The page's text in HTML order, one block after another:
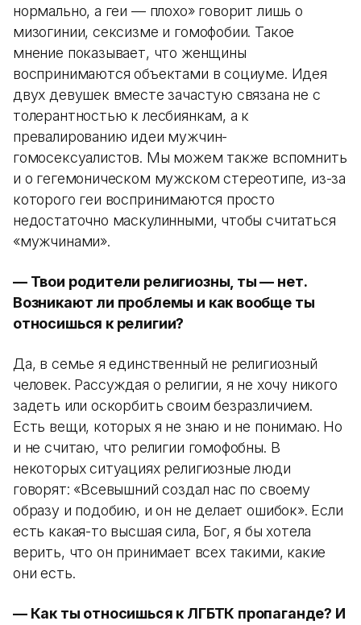
нормально, а геи — плохо» говорит лишь о
мизогинии, сексизме и гомофобии. Такое
мнение показывает, что женщины
воспринимаются объектами в социуме. Идея
двух девушек вместе зачастую связана не с
толерантностью к лесбиянкам, а к
превалированию идеи мужчин-
гомосексуалистов. Мы можем также вспомнить
и о гегемоническом мужском стереотипе, из-за
которого геи воспринимаются просто
недостаточно маскулинными, чтобы считаться
«мужчинами».
—​​​​​​​ ​​​​​​​​​​​​​​Твои родители религиозны, ты — нет.
Возникают ли проблемы и как вообще ты
относишься к религии?
Да, в семье я единственный не религиозный
человек. Рассуждая о религии, я не хочу никого
задеть или оскорбить своим безразличием.
Есть вещи, которых я не знаю и не понимаю. Но
и не считаю, что религии гомофобны. В
некоторых ситуациях религиозные люди
говорят: «Всевышний создал нас по своему
образу и подобию, и он не делает ошибок». Если
есть какая-то высшая сила, Бог, я бы хотела
верить, что он принимает всех такими, какие
они есть.
—​​​​​​​ ​​​​​​​​​​​​​​Как ты относишься к ЛГБТК пропаганде? И